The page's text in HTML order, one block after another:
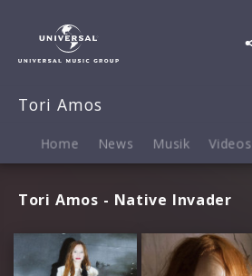
Fotos
Tori Amos
Home News Musik Videos
Tori Amos - Native Invader